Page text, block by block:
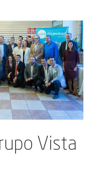
Vista